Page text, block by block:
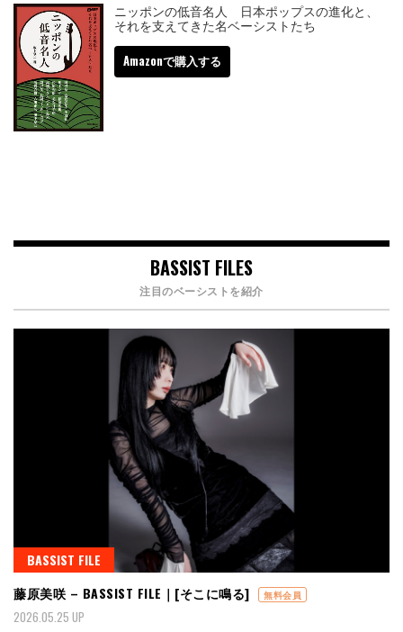
ニッポンの低音名人 日本ポップスの進化と、
それを支えてきた名ベーシストたち
Amazonで購入する
BASSIST FILES
注目のベーシストを紹介
BASSIST FILE
藤原美咲 – BASSIST FILE｜[そこに鳴る]
無料会員
2026.05.25 UP